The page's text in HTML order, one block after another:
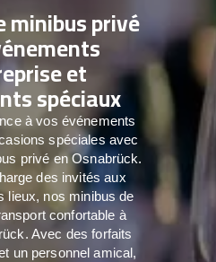
privé
et
spéciaux
à vos événements
spéciales avec
privé en Osnabrück.
des invités aux
lieux, nos minibus de
confortable à
Avec des forfaits
un personnel amical,